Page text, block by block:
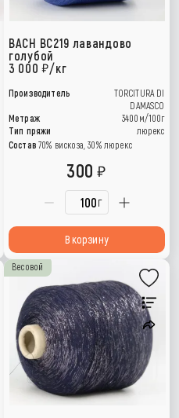
BACH BC219 лавандово
голубой
3 000 /кг
Производитель
TORCITURA DI
DAMASCO
Метраж
3400м/100г
Тип пряжи
люрекс
Состав 70% вискоза, 30% люрекс
г
300
В корзину
Весовой